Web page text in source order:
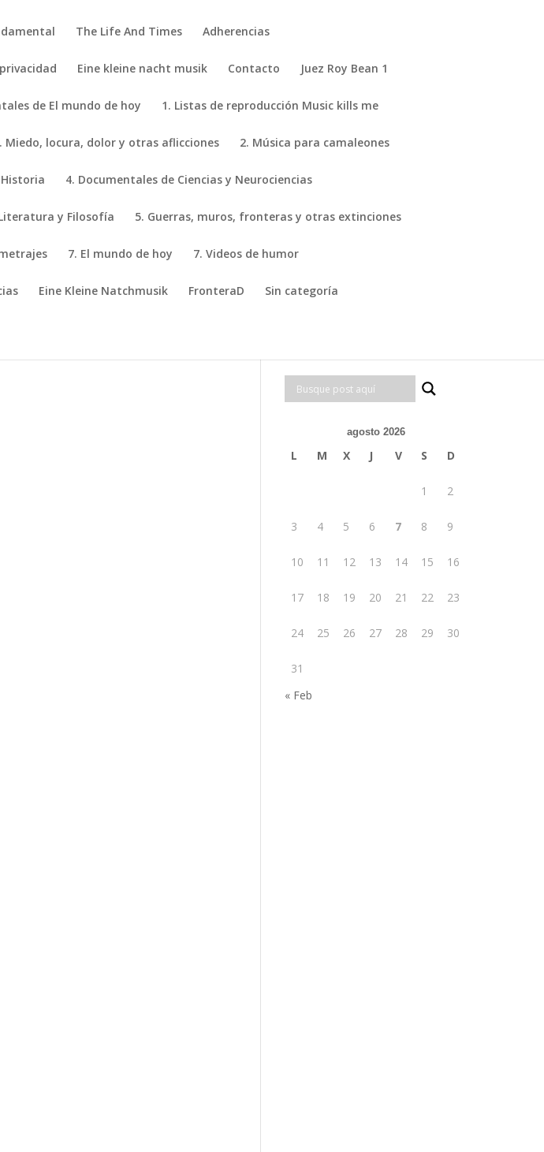
The Life And Times Adherencias
Eine kleine nacht musik Contacto Juez Roy Bean 1
de El mundo de hoy 1. Listas de reproducción Music kills me
Miedo, locura, dolor y otras aflicciones 2. Música para camaleones
4. Documentales de Ciencias y Neurociencias
y Filosofía 5. Guerras, muros, fronteras y otras extinciones
7. El mundo de hoy 7. Videos de humor
Eine Kleine Natchmusik FronteraD Sin categoría
agosto 2026
L M X J V S D
1 2
3 4 5 6 7 8 9
10 11 12 13 14 15 16
17 18 19 20 21 22 23
24 25 26 27 28 29 30
31
« Feb